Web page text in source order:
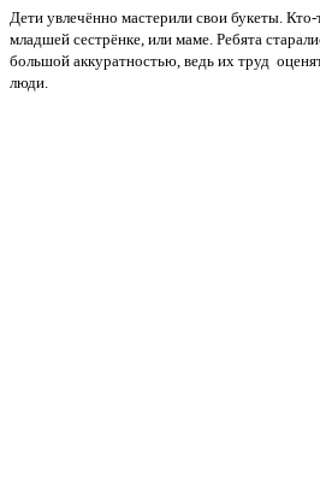
Дети увлечённо мастерили свои букеты.
младшей сестрёнке, или маме. Ребята
большой аккуратностью, ведь их труд
люди.